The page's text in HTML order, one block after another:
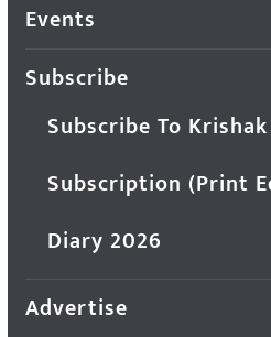
Events
Subscribe
Subscribe To
Subscription (Print
Diary 2026
Advertise